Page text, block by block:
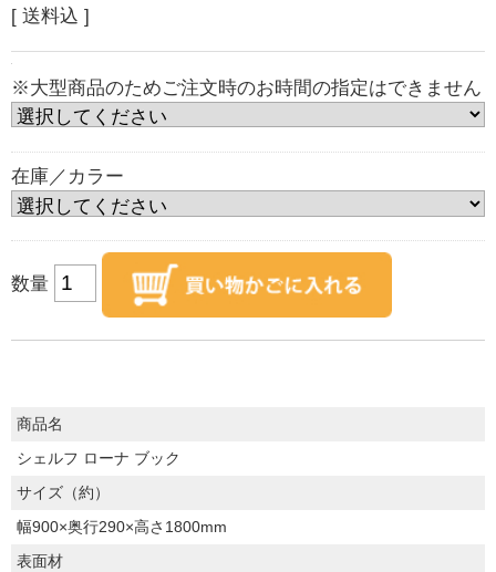
[ 送料込 ]
※大型商品のためご注文時のお時間の指定はできません
在庫／カラー
数量
商品名
シェルフ ローナ ブック
サイズ（約）
幅900×奥行290×高さ1800mm
表面材